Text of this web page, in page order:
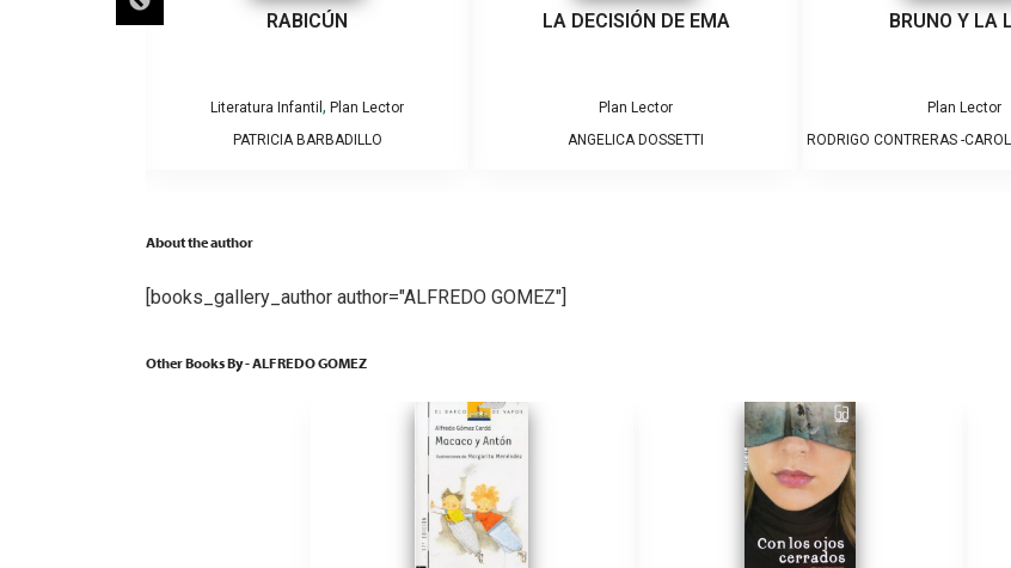
RABICÚN
Literatura Infantil , Plan Lector
PATRICIA BARBADILLO
LA DECISIÓN DE EMA
Plan Lector
ANGELICA DOSSETTI
BRUNO Y LA
Plan Lector
RODRIGO CONTRERAS -
About the author
[books_gallery_author author="ALFREDO GOMEZ"]
Other Books By - ALFREDO GOMEZ